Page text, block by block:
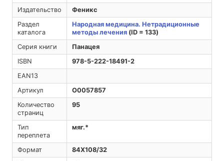
Издательство
Феникс
Раздел
каталога
Народная медицина. Нетрадиционные
методы лечения(ID = 133)
Серия книги
Панацея
ISBN
978-5-222-18491-2
EAN13
Артикул
O0057857
Количество
страниц
95
Тип
переплета
мяг.*
Формат
84Х108/32